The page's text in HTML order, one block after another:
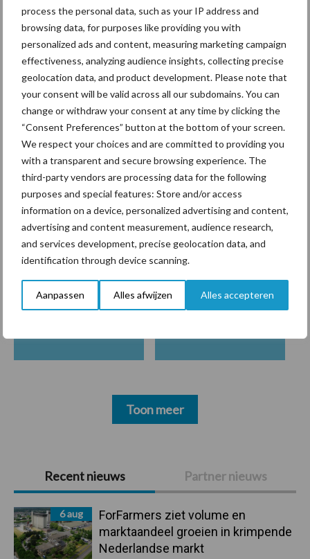
process the personal data, such as your IP address and
browsing data, for purposes like providing you with
personalized ads and content, measuring marketing campaign
effectiveness, analyzing audience insights, collecting precise
geolocation data, and product development. Please note that
your consent will be valid across all our subdomains. You can
change or withdraw your consent at any time by clicking the
“Consent Preferences” button at the bottom of your screen.
We respect your choices and are committed to providing you
with a transparent and secure browsing experience. The
third-party vendors are processing data for the following
purposes and special features: Store and/or access
information on a device, personalized advertising and content,
advertising and content measurement, audience research,
and services development, precise geolocation data, and
identification through device scanning.
Aanpassen Alles afwijzen Alles accepteren
Primaire
Sidebar
Recent nieuws Partner nieuws
6 aug
ForFarmers ziet volume en
marktaandeel groeien in krimpende
Nederlandse markt
een langere levensduur
“Vraag naar praktische
hygieneoplossingen is in
Polen groter dan ooit”
Themapagina's
Diergezondheid Bemesting Fokkerij
Toon meer